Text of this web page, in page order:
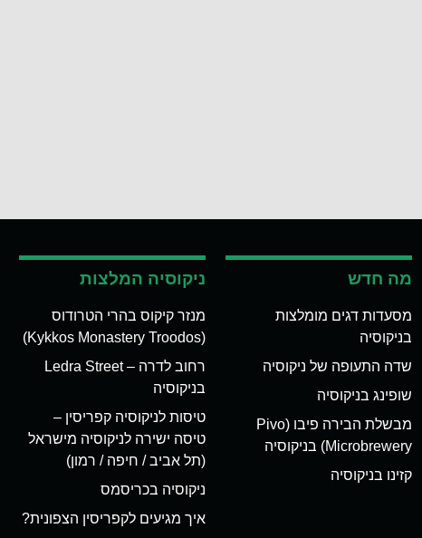
מה חדש
מסעדות דגים מומלצות
בניקוסיה
שדה התעופה של ניקוסיה
שופינג בניקוסיה
מבשלת הבירה פיבו (Pivo
Microbrewery) בניקוסיה
קזינו בניקוסיה
ניקוסיה המלצות
מנזר קיקוס בהרי הטרודוס
(Kykkos Monastery Troodos)
רחוב לדרה – Ledra Street
בניקוסיה
טיסות לניקוסיה קפריסין –
טיסה ישירה לניקוסיה מישראל
(תל אביב / חיפה / רמון)
ניקוסיה בכריסמס
איך מגיעים לקפריסין הצפונית?